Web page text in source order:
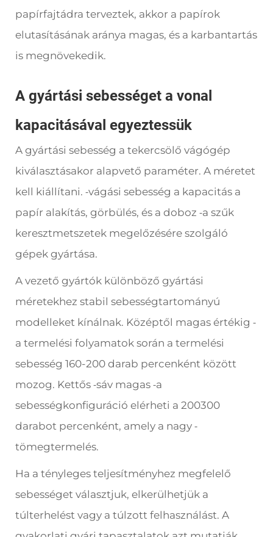
papírfajtádra terveztek, akkor a papírok
elutasításának aránya magas, és a karbantartás
is megnövekedik.
A gyártási sebességet a vonal
kapacitásával egyeztessük
A gyártási sebesség a tekercsölő vágógép
kiválasztásakor alapvető paraméter. A méretet
kell kiállítani. -vágási sebesség a kapacitás a
papír alakítás, görbülés, és a doboz -a szűk
keresztmetszetek megelőzésére szolgáló
gépek gyártása.
A vezető gyártók különböző gyártási
méretekhez stabil sebességtartományú
modelleket kínálnak. Középtől magas értékig -
a termelési folyamatok során a termelési
sebesség 160-200 darab percenként között
mozog. Kettős -sáv magas -a
sebességkonfiguráció elérheti a 200300
darabot percenként, amely a nagy -
tömegtermelés.
Ha a tényleges teljesítményhez megfelelő
sebességet választjuk, elkerülhetjük a
túlterhelést vagy a túlzott felhasználást. A